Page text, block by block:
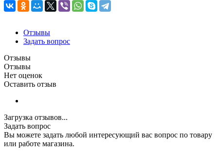
Отзывы
Задать вопрос
Отзывы
Отзывы
Нет оценок
Оставить отзыв
Загрузка отзывов...
Задать вопрос
Вы можете задать любой интересующий вас вопрос по товару
или работе магазина.